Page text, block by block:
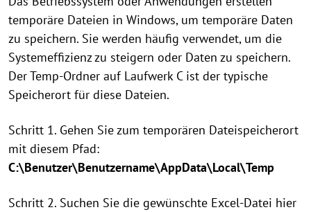
temporäre Dateien in Windows, um temporäre Daten
zu speichern. Sie werden häufig verwendet, um die
Systemeffizienz zu steigern oder Daten zu speichern.
Der Temp-Ordner auf Laufwerk C ist der typische
Speicherort für diese Dateien.
Schritt 1. Gehen Sie zum temporären Dateispeicherort
mit diesem Pfad:
C:\Benutzer\Benutzername\AppData\Local\Temp
Schritt 2. Suchen Sie die gewünschte Excel-Datei hier